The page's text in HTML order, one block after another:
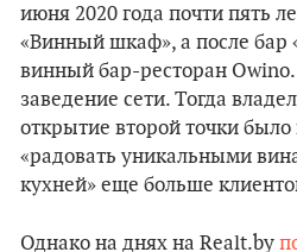
июня 2020 года почти пять
«Винный шкаф», а после бар
винный бар-ресторан
заведение сети. Тогда
открытие второй точки
«радовать уникальными
кухней» еще больше
Однако на днях на Realt.by